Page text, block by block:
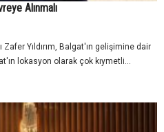
Alınmalı
Zafer Yıldırım, Balgat'ın gelişimine dair
lokasyon olarak çok kıymetli...